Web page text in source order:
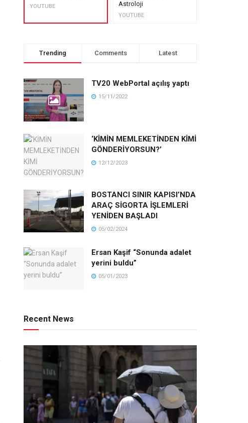
YOUTUBE
Astroloji
YOUTUBE
Trending Comments Latest
TV20 WebPortal açılış yaptı
15/11/2022
‘KİMİN MEMLEKETİNDEN KİMİ
GÖNDERİYORSUN?’
12/12/2023
BOSTANCI SINIR KAPISI’NDA
ARAÇ SİGORTA İŞLEMLERİ
YENİDEN BAŞLADI
05/02/2024
Ersan Kaşif “Sonunda adalet
yerini buldu”
05/01/2023
Recent News